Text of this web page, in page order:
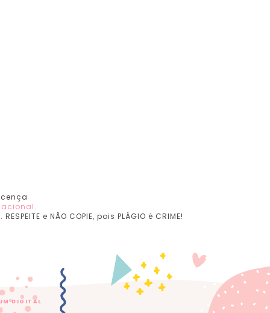
.
e NÃO COPIE, pois PLÁGIO é CRIME!
DIGITAL